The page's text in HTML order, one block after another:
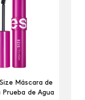
Máscara de
Prueba de Agua